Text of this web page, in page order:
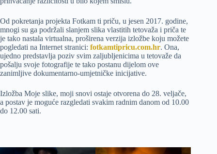
Od pokretanja projekta Fotkam ti priču, u jesen 2017. godine,
mnogi su ga podržali slanjem slika vlastitih tetovaža i priča te
je tako nastala virtualna, proširena verzija izložbe koju možete
pogledati na Internet stranici: fotkamtipricu.com.hr. Ona,
ujedno predstavlja poziv svim zaljubljenicima u tetovaže da
pošalju svoje fotografije te tako postanu dijelom ove
zanimljive dokumentarno-umjetničke inicijative.
Izložba Moje slike, moji snovi ostaje otvorena do 28. veljače,
a postav je moguće razgledati svakim radnim danom od 10.00
do 12.00 sati.